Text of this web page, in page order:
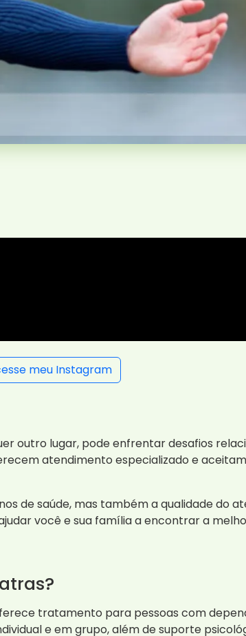
meu Instagram
outro lugar, pode enfrentar desafios
atendimento especializado e
de saúde, mas também a qualidade do
você e sua família a encontrar a
tratamento para pessoas com
e em grupo, além de suporte